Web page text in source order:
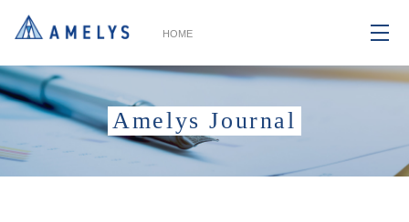
HOME
Amelys Journal